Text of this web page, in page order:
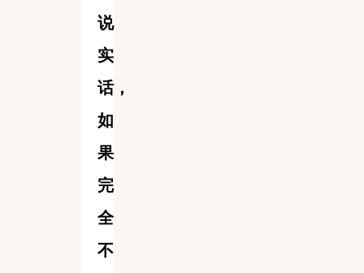
说
实
话，
如
果
完
全
不